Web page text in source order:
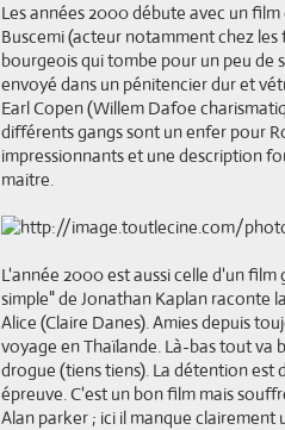
Les années 2000 débute avec un
Buscemi (acteur notamment chez
bourgeois qui tombe pour un peu de
envoyé dans un pénitencier dur et
Earl Copen (Willem Dafoe
différents gangs sont un enfer pour
impressionnants et une description
maitre.
L'année 2000 est aussi celle d'un
simple" de Jonathan Kaplan raconte
Alice (Claire Danes). Amies depuis
voyage en Thaïlande. Là-bas tout va
drogue (tiens tiens). La détention est
épreuve. C'est un bon film mais
Alan parker ; ici il manque clairement